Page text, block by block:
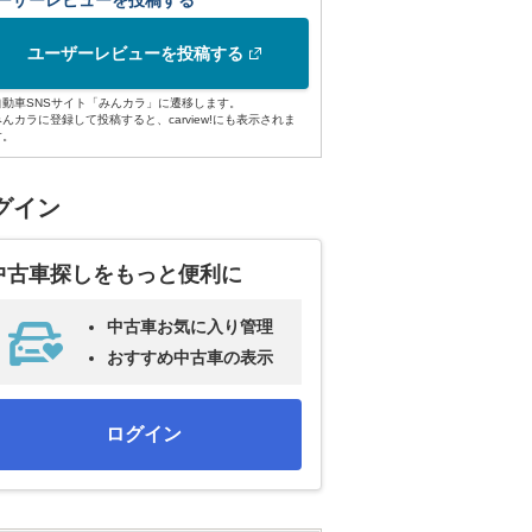
ユーザーレビューを投稿する
車SNSサイト「みんカラ」に遷移します。
んカラに登録して投稿すると、carview!にも表示されま
イン
古車探しをもっと便利に
中古車お気に入り管理
おすすめ中古車の表示
ログイン